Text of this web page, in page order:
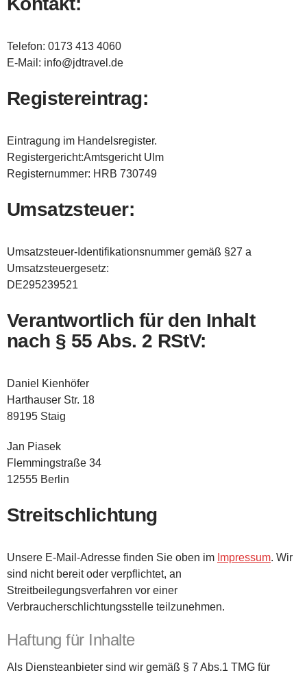
Telefon: 0173 413 4060
E-Mail: info@jdtravel.de
Registereintrag:
Eintragung im Handelsregister.
Registergericht:Amtsgericht Ulm
Registernummer: HRB 730749
Umsatzsteuer:
Umsatzsteuer-Identifikationsnummer gemäß §27 a
Umsatzsteuergesetz:
DE295239521
Verantwortlich für den Inhalt
nach § 55 Abs. 2 RStV:
Daniel Kienhöfer
Harthauser Str. 18
89195 Staig
Jan Piasek
Flemmingstraße 34
12555 Berlin
Streitschlichtung
Unsere E-Mail-Adresse finden Sie oben im Impressum. Wir
sind nicht bereit oder verpflichtet, an
Streitbeilegungsverfahren vor einer
Verbraucherschlichtungsstelle teilzunehmen.
Haftung für Inhalte
Als Diensteanbieter sind wir gemäß § 7 Abs.1 TMG für